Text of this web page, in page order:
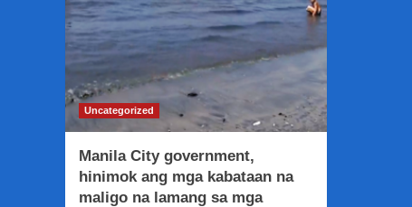
Uncategorized
Manila City government,
hinimok ang mga kabataan na
maligo na lamang sa mga